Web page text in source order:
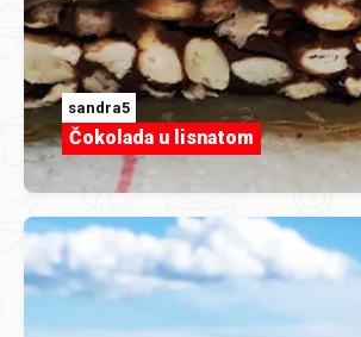
sandra5
Čokolada u lisnatom